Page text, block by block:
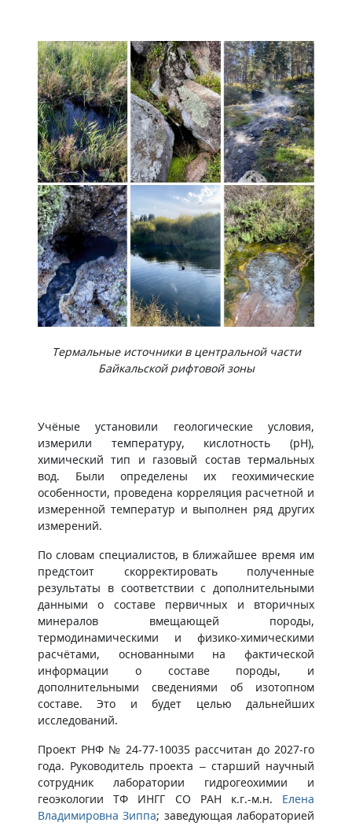
Термальные источники в центральной части
Байкальской рифтовой зоны
Учёные установили геологические условия,
измерили температуру, кислотность (рН),
химический тип и газовый состав термальных
вод. Были определены их геохимические
особенности, проведена корреляция расчетной и
измеренной температур и выполнен ряд других
измерений.
По словам специалистов, в ближайшее время им
предстоит скорректировать полученные
результаты в соответствии с дополнительными
данными о составе первичных и вторичных
минералов вмещающей породы,
термодинамическими и физико-химическими
расчётами, основанными на фактической
информации о составе породы, и
дополнительными сведениями об изотопном
составе. Это и будет целью дальнейших
исследований.
Проект РНФ № 24-77-10035 рассчитан до 2027-го
года. Руководитель проекта – старший научный
сотрудник лаборатории гидрогеохимии и
геоэкологии ТФ ИНГГ СО РАН к.г.-м.н. Елена
Владимировна Зиппа; заведующая лабораторией